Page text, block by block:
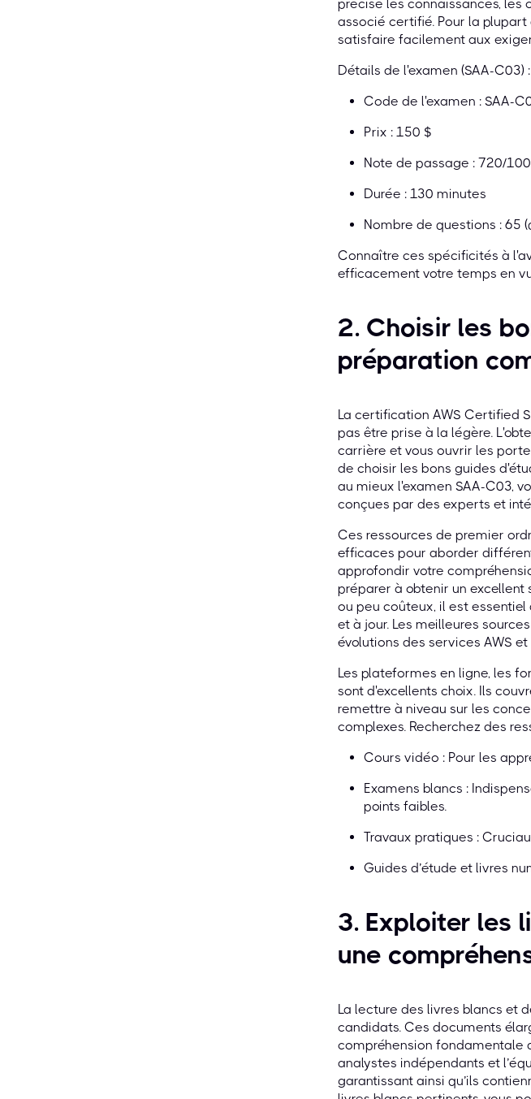
précise les connaissances,
associé certifié. Pour la
satisfaire facilement aux
Détails de l'examen (SAA-C03) :
Code de l'examen : SAA-
Prix : 150 $
Note de passage : 720/
Durée : 130 minutes
Nombre de questions : 65
Connaître ces spécificités à
efficacement votre temps en
2. Choisir les
préparation
La certification AWS Certified
pas être prise à la légère.
carrière et vous ouvrir les
de choisir les bons guides
au mieux l'examen SAA-C03,
conçues par des experts et
Ces ressources de premier
efficaces pour aborder
approfondir votre
préparer à obtenir un
ou peu coûteux, il est
et à jour. Les meilleures
évolutions des services AWS
Les plateformes en ligne, les
sont d'excellents choix. Ils
remettre à niveau sur les
complexes. Recherchez des
Cours vidéo : Pour les
Examens blancs :
points faibles.
Travaux pratiques :
Guides d’étude et livres
3. Exploiter les
une
La lecture des livres blancs et
candidats. Ces documents
compréhension fondamentale
analystes indépendants et
garantissant ainsi qu’ils